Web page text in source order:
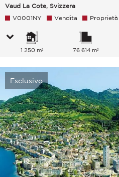
Vaud La Cote, Svizzera
V0001NY Vendita Proprietà
1 250 m² 76 614 m²
Esclusivo